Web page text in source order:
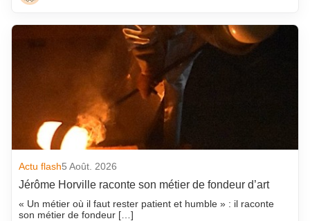
Actu flash5 Août. 2026
Jérôme Horville raconte son métier de fondeur d’art
« Un métier où il faut rester patient et humble » : il raconte
son métier de fondeur […]